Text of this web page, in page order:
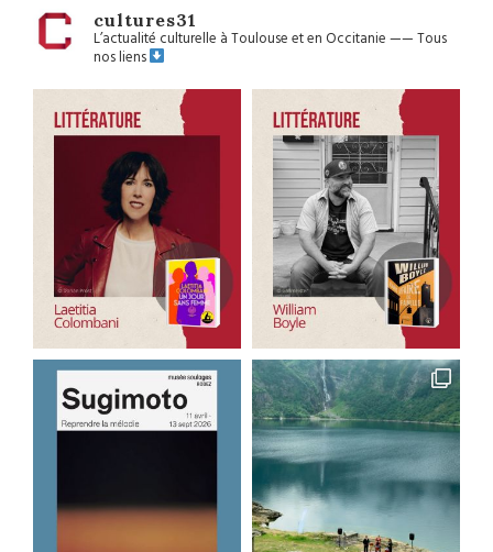
cultures31
L’actualité culturelle à Toulouse et en Occitanie——Tous
nos liens